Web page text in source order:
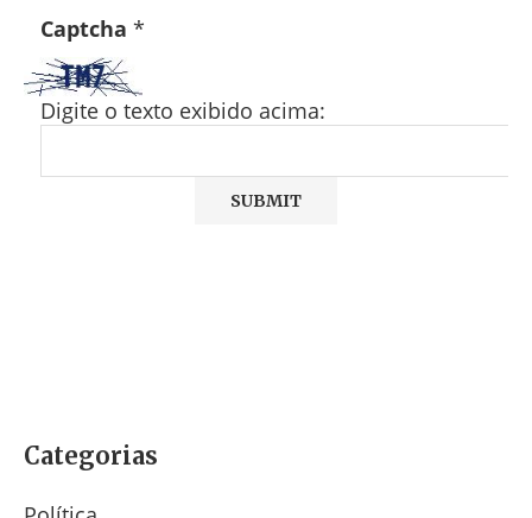
Captcha *
Digite o texto exibido acima:
Categorias